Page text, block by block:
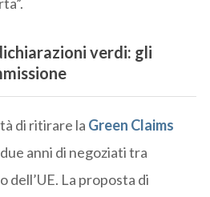
verdi: gli
di ritirare la Green Claims
anni di negoziati tra
dell’UE. La proposta di